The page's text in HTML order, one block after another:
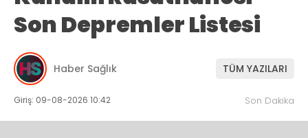
Son Depremler Listesi
Haber Sağlık TÜM YAZILARI
Giriş: 09-08-2026 10:42 Son Dakika